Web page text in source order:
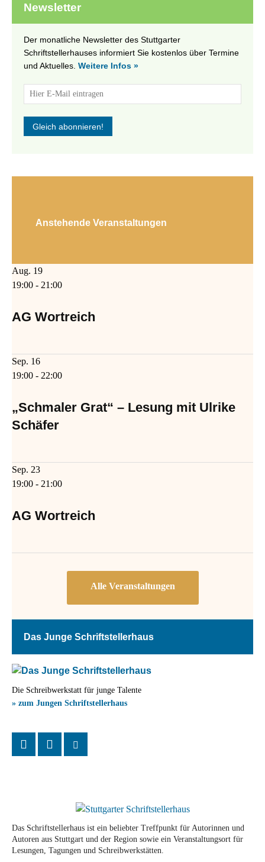
Newsletter
Der monatliche Newsletter des Stuttgarter
Schriftstellerhauses informiert Sie kostenlos über Termine
und Aktuelles. Weitere Infos »
Anstehende Veranstaltungen
Aug. 19
19:00 - 21:00
AG Wortreich
Sep. 16
19:00 - 22:00
„Schmaler Grat“ – Lesung mit Ulrike
Schäfer
Sep. 23
19:00 - 21:00
AG Wortreich
Das Junge Schriftstellerhaus
Die Schreibwerkstatt für junge Talente
» zum Jungen Schriftstellerhaus
Das Schriftstellerhaus ist ein beliebter Treffpunkt für Autorinnen und
Autoren aus Stuttgart und der Region sowie ein Veranstaltungsort für
Lesungen, Tagungen und Schreibwerkstätten.